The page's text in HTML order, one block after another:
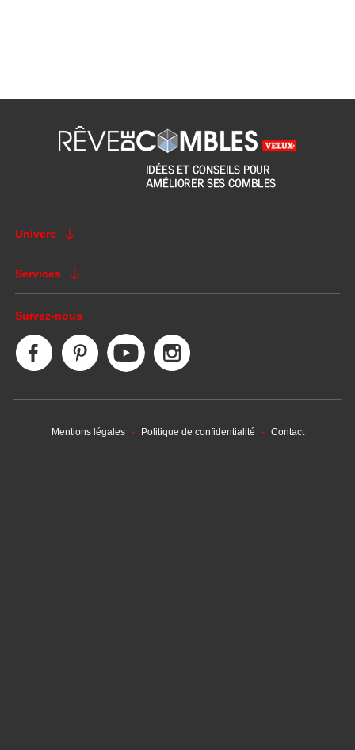
Univers
Services
Suivez-nous
Mentions légales Politique de confidentialité Contact